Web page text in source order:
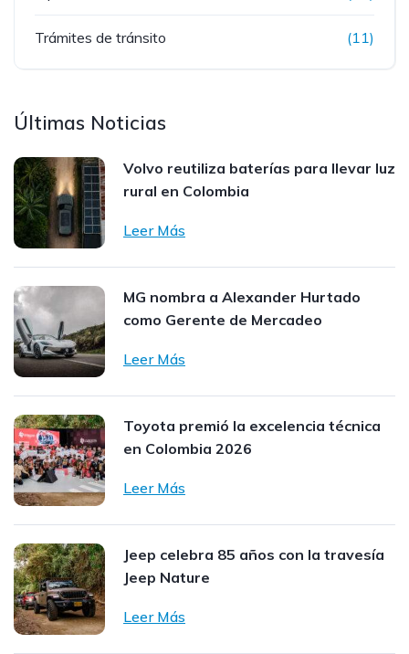
Trámites de tránsito (11)
Últimas Noticias
Volvo reutiliza baterías para llevar luz
rural en Colombia
Leer Más
MG nombra a Alexander Hurtado
como Gerente de Mercadeo
Leer Más
Toyota premió la excelencia técnica
en Colombia 2026
Leer Más
Jeep celebra 85 años con la travesía
Jeep Nature
Leer Más